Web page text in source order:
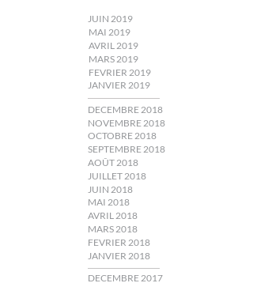
JUIN 2019
MAI 2019
AVRIL 2019
MARS 2019
JANVIER 2019
FEVRIER 2019
DECEMBRE 2018
OCTOBRE 2018
NOVEMBRE 2018
SEPTEMBRE 2018
AOÛT 2018
JUILLET 2018
MAI 2018
JUIN 2018
AVRIL 2018
MARS 2018
FEVRIER 2018
JANVIER 2018
DECEMBRE 2017